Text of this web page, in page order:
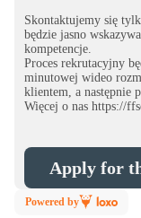
Skontaktujemy się
będzie jasno
kompetencje.
Proces rekrutacyjny
minutowej wideo
klientem, a następnie
Więcej o nas https://
Apply for
Powered by